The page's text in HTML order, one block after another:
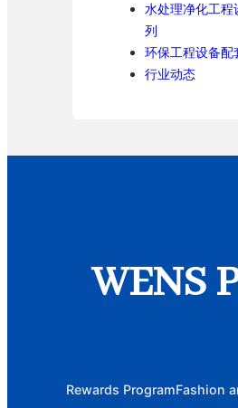
水处理净化工程
列
环保工程设备配
行业动态
WENS
Rewards ProgramFashion